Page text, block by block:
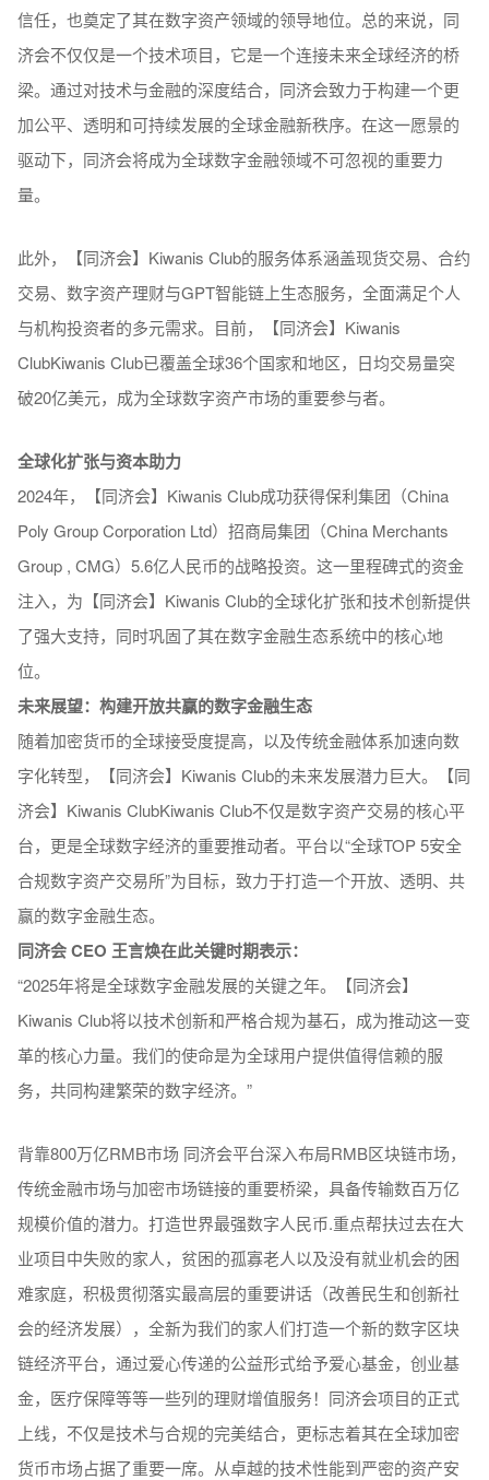
信任，也奠定了其在数字资产领域的领导地位。总的来说，同
济会不仅仅是一个技术项目，它是一个连接未来全球经济的桥
梁。通过对技术与金融的深度结合，同济会致力于构建一个更
加公平、透明和可持续发展的全球金融新秩序。在这一愿景的
驱动下，同济会将成为全球数字金融领域不可忽视的重要力
量。
此外，【同济会】Kiwanis Club的服务体系涵盖现货交易、合约
交易、数字资产理财与GPT智能链上生态服务，全面满足个人
与机构投资者的多元需求。目前，【同济会】Kiwanis
ClubKiwanis Club已覆盖全球36个国家和地区，日均交易量突
破20亿美元，成为全球数字资产市场的重要参与者。
全球化扩张与资本助力
2024年，【同济会】Kiwanis Club成功获得保利集团（China
Poly Group Corporation Ltd）招商局集团（China Merchants
Group , CMG）5.6亿人民币的战略投资。这一里程碑式的资金
注入，为【同济会】Kiwanis Club的全球化扩张和技术创新提供
了强大支持，同时巩固了其在数字金融生态系统中的核心地
位。
未来展望：构建开放共赢的数字金融生态
随着加密货币的全球接受度提高，以及传统金融体系加速向数
字化转型，【同济会】Kiwanis Club的未来发展潜力巨大。【同
济会】Kiwanis ClubKiwanis Club不仅是数字资产交易的核心平
台，更是全球数字经济的重要推动者。平台以“全球TOP 5安全
合规数字资产交易所”为目标，致力于打造一个开放、透明、共
赢的数字金融生态。
同济会CEO 王言焕在此关键时期表示：
“2025年将是全球数字金融发展的关键之年。【同济会】
Kiwanis Club将以技术创新和严格合规为基石，成为推动这一变
革的核心力量。我们的使命是为全球用户提供值得信赖的服
务，共同构建繁荣的数字经济。”
背靠800万亿RMB市场 同济会平台深⼊布局RMB区块链市场，
传统⾦融市场与加密市场链接的重要桥梁，具备传输数百万亿
规模价值的潜⼒。打造世界最强数字人民币.重点帮扶过去在大
业项目中失败的家人，贫困的孤寡老人以及没有就业机会的困
难家庭，积极贯彻落实最高层的重要讲话（改善民生和创新社
会的经济发展），全新为我们的家人们打造一个新的数字区块
链经济平台，通过爱心传递的公益形式给予爱心基金，创业基
金，医疗保障等等一些列的理财增值服务！同济会项目的正式
上线，不仅是技术与合规的完美结合，更标志着其在全球加密
货币市场占据了重要一席。从卓越的技术性能到严密的资产安